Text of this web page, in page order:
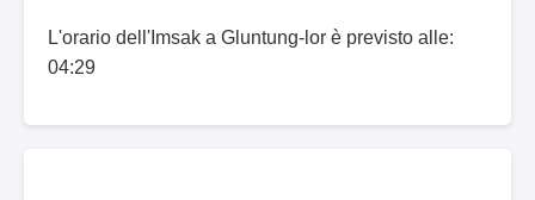
L'orario dell'Imsak a Gluntung-lor è previsto alle:
04:29